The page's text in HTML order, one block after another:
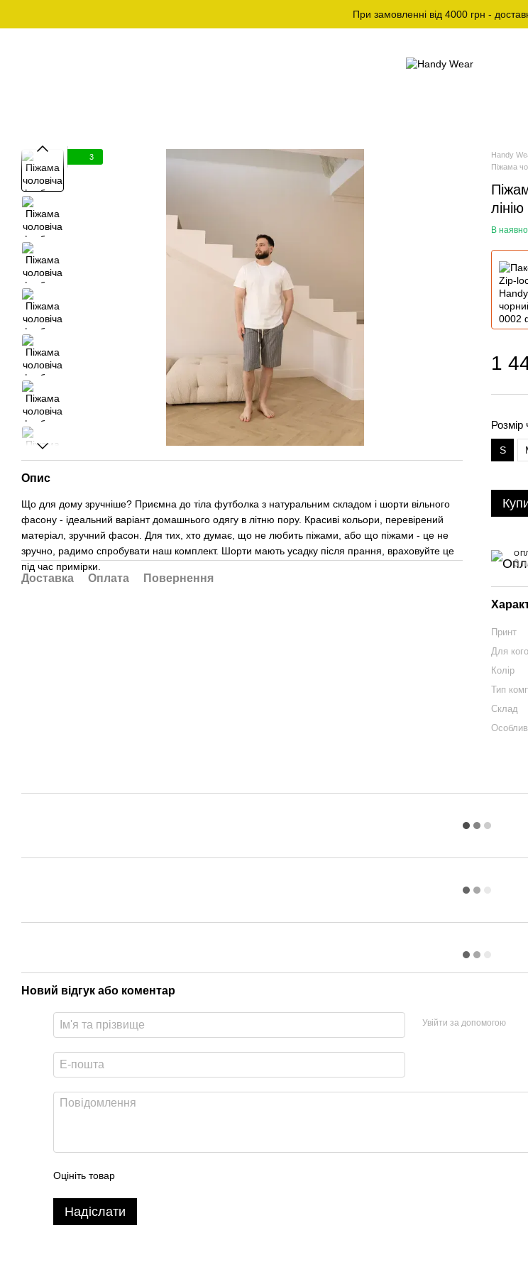
При замовленні від 4000 грн -
3
Опис
Що для дому зручніше? Приємна до тіла футболка з натуральним складом і шорти вільного
фасону - ідеальний варіант домашнього одягу в літню пору. Красиві кольори, перевірений
матеріал, зручний фасон. Для тих, хто думає, що не любить піжами, або що піжами - це не
зручно, радимо спробувати наш комплект. Шорти мають усадку після прання, враховуйте це
під час примірки.
Доставка Оплата Повернення
Handy
Піжама
лінію
В
1
Розмір
S
3
Принт
Для кого
Колір
Тип
Склад
Новий відгук або коментар
Увійти за допомогою
Оцініть товар
Надіслати